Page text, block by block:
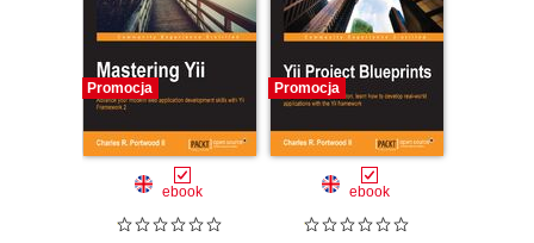
Promocja
ebook
Promocja
ebook